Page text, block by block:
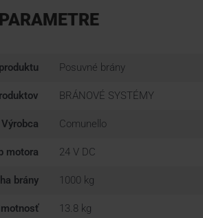
PARAMETRE
Posuvné brány
BRÁNOVÉ SYSTÉMY
Výrobca Comunello
motora 24 V DC
brány 1000 kg
13.8 kg